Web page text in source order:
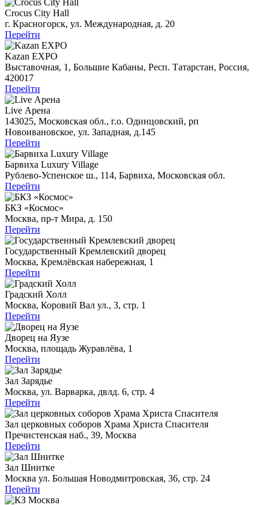
Crocus City Hall
г. Красногорск, ул. Международная, д. 20
Перейти
Kazan EXPO
Выставочная, 1, Большие Кабаны, Респ. Татарстан, Россия,
420017
Перейти
Live Арена
143025, Московская обл., г.о. Одинцовский, рп
Новоивановское, ул. Западная, д.145
Перейти
Барвиха Luxury Village
Рублево-Успенское ш., 114, Барвиха, Московская обл.
Перейти
БКЗ «Космос»
Москва, пр-т Мира, д. 150
Перейти
Государственный Кремлевский дворец
Москва, Кремлёвская набережная, 1
Перейти
Градский Холл
Москва, Коровий Вал ул., 3, стр. 1
Перейти
Дворец на Яузе
Москва, площадь Журавлёва, 1
Перейти
Зал Зарядье
Москва, ул. Варварка, двлд. 6, стр. 4
Перейти
Зал церковных соборов Храма Христа Спасителя
Пречистенская наб., 39, Москва
Перейти
Зал Шнитке
Москва ул. Большая Новодмитровская, 36, стр. 24
Перейти